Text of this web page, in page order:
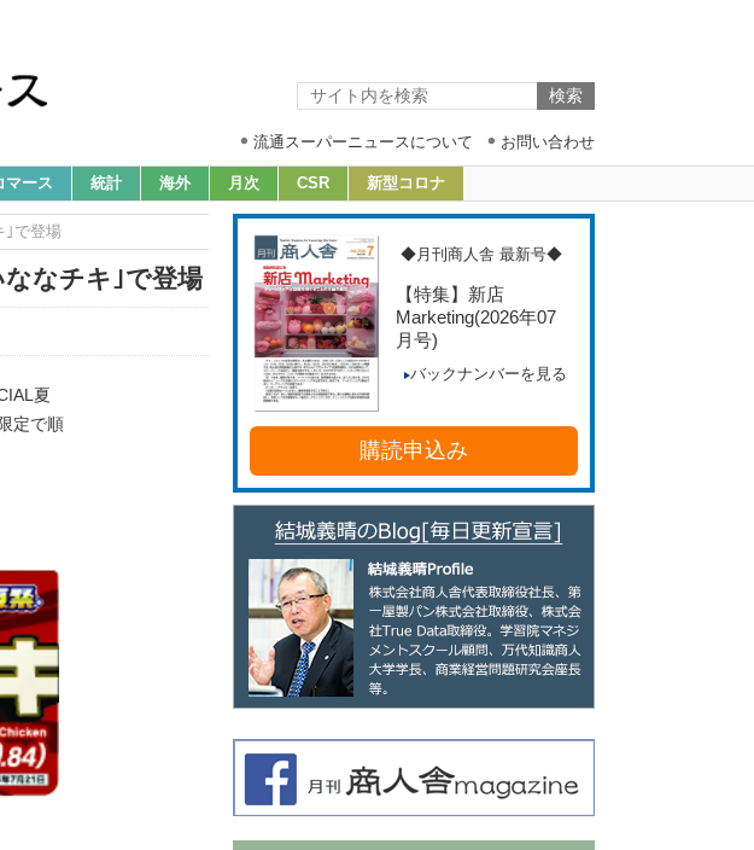
流通スーパーニュースについて お問い合わせ
マース 統計 海外 月次 CSR 新型コロナ
｣で登場
なチキ｣で登場
夏
定で順
◆月刊商人舎 最新号◆
【特集】新店
Marketing(2026年07
月号)
バックナンバーを見る
購読申込み